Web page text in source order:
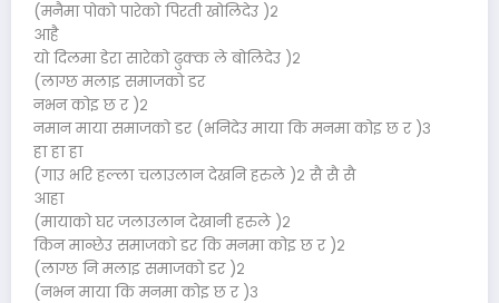
(मनैमा पोको पारेको पिरती खोलिदेउ )२
आहै
यो दिलमा डेरा सारेको ढुक्क ले बोलिदेउ )२
(लाग्छ मलाइ समाजको डर
नभन कोइ छ र )२
नमान माया समाजको डर (भनिदेउ माया कि मनमा कोइ छ र )३
हा हा हा
(गाउ भरि हल्ला चलाउलान देखनि हरुले )२ सै सै सै
आहा
(मायाको घर जलाउलान देखानी हरुले )२
किन मान्छेउ समाजको डर कि मनमा कोइ छ र )२
(लाग्छ नि मलाइ समाजको डर )२
(नभन माया कि मनमा कोइ छ र )३